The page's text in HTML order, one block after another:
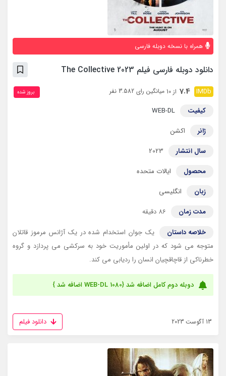
همراه با نسخه دوبله فارسی
دانلود دوبله فارسی فیلم The Collective 2023
7.4 از 10 میانگین رای 3.582 نفر
کیفیت
WEB-DL
ژانر
اکشن
سال انتشار
2023
محصول
ایالات متحده
زبان
انگلیسی
مدت زمان
86 دقیقه
خلاصه داستان
یک جوان استخدام شده در یک آژانس مرموز قاتلان
متوجه می شود که در اولین مأموریت خود به سرکشی می پردازد و گروه
خطرناکی از قاچاقچیان انسان را ردیابی می کند.
بروز‌ شده
دوبله دوم کامل اضافه شد {WEB-DL 1080 اضافه شد }
13 آگوست 2023 دانلود فیلم